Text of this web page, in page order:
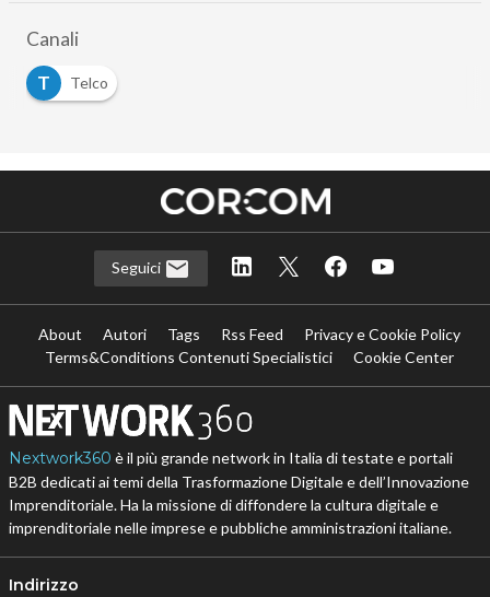
Canali
T
Telco
Seguici
About Autori Tags Rss Feed
Privacy e Cookie Policy
Terms&Conditions Contenuti Specialistici
Cookie Center
Nextwork360 è il più grande network in Italia di testate e portali
B2B dedicati ai temi della Trasformazione Digitale e dell’Innovazione
Imprenditoriale. Ha la missione di diffondere la cultura digitale e
imprenditoriale nelle imprese e pubbliche amministrazioni italiane.
Indirizzo